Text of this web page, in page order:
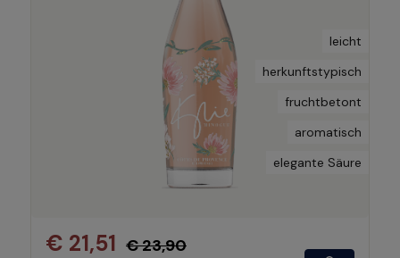
leicht
herkunftstypisch
fruchtbetont
aromatisch
elegante Säure
€ 21,51 € 23,90